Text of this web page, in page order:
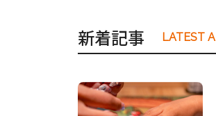
新着記事 LATEST